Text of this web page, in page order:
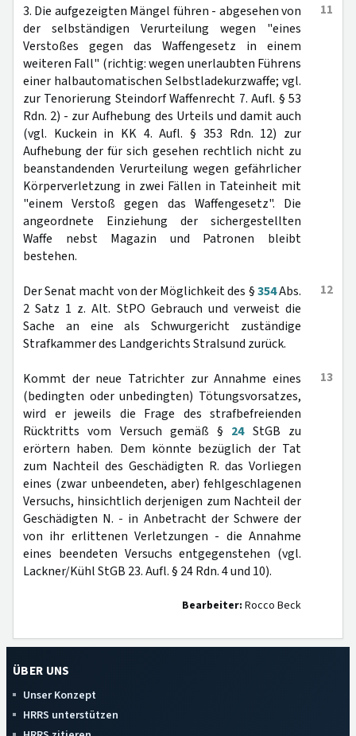
11
3. Die aufgezeigten Mängel führen - abgesehen von
der selbständigen Verurteilung wegen "eines
Verstoßes gegen das Waffengesetz in einem
weiteren Fall" (richtig: wegen unerlaubten Führens
einer halbautomatischen Selbstladekurzwaffe; vgl.
zur Tenorierung Steindorf Waffenrecht 7. Aufl. § 53
Rdn. 2) - zur Aufhebung des Urteils und damit auch
(vgl. Kuckein in KK 4. Aufl. § 353 Rdn. 12) zur
Aufhebung der für sich gesehen rechtlich nicht zu
beanstandenden Verurteilung wegen gefährlicher
Körperverletzung in zwei Fällen in Tateinheit mit
"einem Verstoß gegen das Waffengesetz". Die
angeordnete Einziehung der sichergestellten
Waffe nebst Magazin und Patronen bleibt
bestehen.
12
Der Senat macht von der Möglichkeit des §354Abs.
2 Satz 1 z. Alt. StPO Gebrauch und verweist die
Sache an eine als Schwurgericht zuständige
Strafkammer des Landgerichts Stralsund zurück.
13
Kommt der neue Tatrichter zur Annahme eines
(bedingten oder unbedingten) Tötungsvorsatzes,
wird er jeweils die Frage des strafbefreienden
Rücktritts vom Versuch gemäß § 24StGB zu
erörtern haben. Dem könnte bezüglich der Tat
zum Nachteil des Geschädigten R. das Vorliegen
eines (zwar unbeendeten, aber) fehlgeschlagenen
Versuchs, hinsichtlich derjenigen zum Nachteil der
Geschädigten N. - in Anbetracht der Schwere der
von ihr erlittenen Verletzungen - die Annahme
eines beendeten Versuchs entgegenstehen (vgl.
Lackner/Kühl StGB 23. Aufl. § 24 Rdn. 4 und 10).
Bearbeiter: Rocco Beck
ÜBER UNS
Unser Konzept
HRRS unterstützen